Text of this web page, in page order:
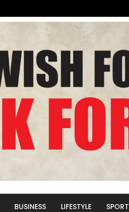
BUSINESS LIFESTYLE SPORT